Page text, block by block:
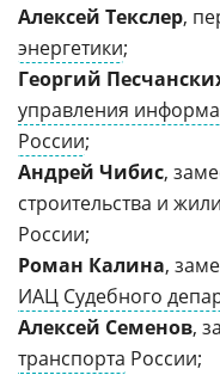
Алексей Текслер,
энергетики;
Георгий
управления
России;
Андрей Чибис,
строительства и
России;
Роман Калина,
ИАЦ Судебного
Алексей Семенов,
транспорта России;